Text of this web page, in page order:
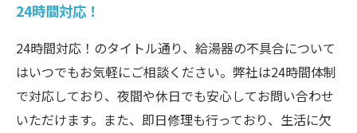
24時間対応！
24時間対応！のタイトル通り、給湯器の不具合について
はいつでもお気軽にご相談ください。弊社は24時間体制
で対応しており、夜間や休日でも安心してお問い合わせ
いただけます。また、即日修理も行っており、生活に欠